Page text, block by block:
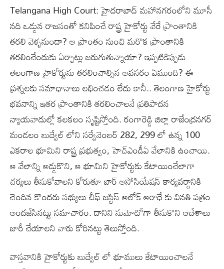
Telangana High Court: హైదరాబాద్ మహానగరంలోని మూసీ
నది ఒడ్డున రాజసంతో కనిపించే రాష్ట్ర హైకోర్టు వేరే ప్రాంతానికి
తరలి వెళ్ళనుందా? ఆ ప్రాంతం నుంచి మరొక ప్రాంతానికి
తరలించేందుకు ఏర్పాట్లు జరుగుతున్నాయా? ఇప్పటికిప్పుడు
తెలంగాణ హైకోర్టును తరలించాల్సిన అవసరం ఏముంది? ఈ
ప్రశ్నలకు సమాధానాలు లభించడం లేదు కానీ.. తెలంగాణ హైకోర్టు
భవనాన్ని ఇతర ప్రాంతానికి తరలించాలనే ప్రతిపాదన
న్యాయవాదుల్లో కలకలం సృష్టిస్తోంది. రంగారెడ్డి జిల్లా రాజేంద్రనగర్
మండలం బుద్వేల్ లోని సర్వేనెంబర్ 282, 299 లో ఉన్న 100
ఎకరాల భూమిని రాష్ట్ర ప్రభుత్వం, హెచ్ఎండీఏ వేలానికి ఉంచాయి.
ఆ వేలాన్ని అడ్డుకొని, ఆ భూమిని హైకోర్టుకు కేటాయించేలాగా
చర్యలు తీసుకోవాలని కోరుతూ బార్ అసోసియేషన్ కార్యవర్గానికి
చెందిన కొందరు సభ్యులు చీఫ్ జస్టిస్ అలోక్ అరాధే కు వినతి పత్రం
అందజేసినట్టు సమాచారం. దానిని సుమోటోగా తీసుకొని ఆదేశాలు
జారీ చేయాలని వారు కోరినట్టు తెలుస్తోంది.
వాస్తవానికి హైకోర్టుకు బుద్వేల్ లో భూములు కేటాయించాలనే